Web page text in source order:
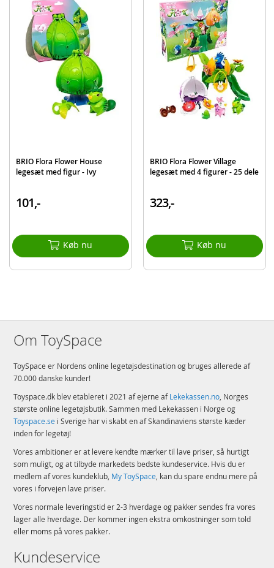
Produktdetaljer
7312350362046
Mærke
BRIO Flora Flower House
legesæt med figur - Ivy
101,-
Køb nu
BRIO Flora Flower Village
legesæt med 4 figurer - 25 dele
323,-
Køb nu
Om ToySpace
ToySpace er Nordens online legetøjsdestination og bruges allerede af
70.000 danske kunder!
Toyspace.dk blev etableret i 2021 af ejerne afLekekassen.no, Norges
største online legetøjsbutik. Sammen med Lekekassen i Norge og
Toyspace.se i Sverige har vi skabt en af Skandinaviens største kæder
inden for legetøj!
Vores ambitioner er at levere kendte mærker til lave priser, så hurtigt
som muligt, og at tilbyde markedets bedste kundeservice. Hvis du er
medlem af vores kundeklub, My ToySpace, kan du spare endnu mere på
vores i forvejen lave priser.
Vores normale leveringstid er 2-3 hverdage og pakker sendes fra vores
lager alle hverdage. Der kommer ingen ekstra omkostninger som told
eller moms på vores pakker.
Kundeservice